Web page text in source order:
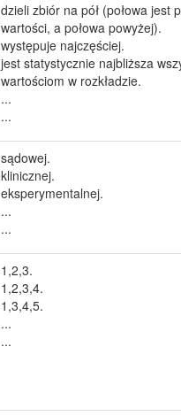
dzieli zbiór na pół (połowa jest
wartości, a połowa powyżej).
występuje najczęściej.
jest statystycznie najbliższa
wartościom w rozkładzie.
...
...
sądowej.
klinicznej.
eksperymentalnej.
...
...
1,2,3.
1,2,3,4.
1,3,4,5.
...
...